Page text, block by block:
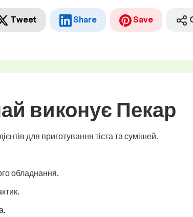
Tweet Share Save
виконує Пекар
для приготування тіста та сумішей.
обладнання.